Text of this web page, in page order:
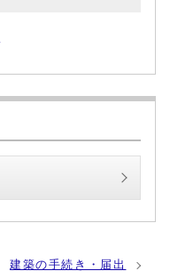
建築の手続き・届出